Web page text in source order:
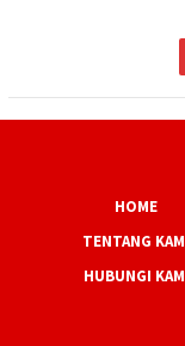
HOME
TENTANG
HUBUNGI